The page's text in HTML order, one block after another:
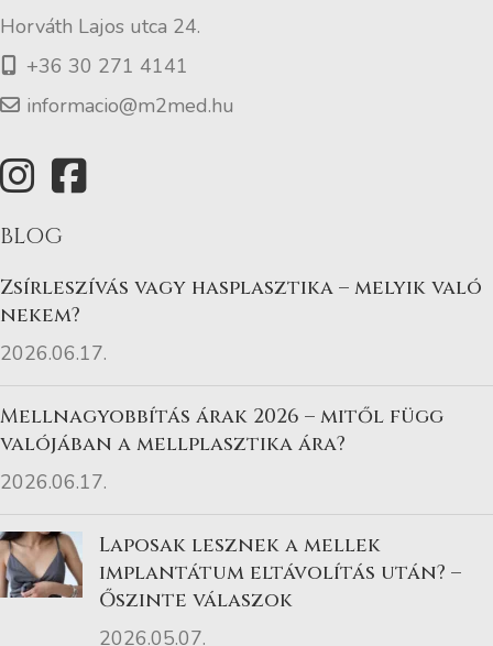
Horváth Lajos utca 24.
+36 30 271 4141
informacio@m2med.hu
BLOG
Zsírleszívás vagy hasplasztika – melyik való
nekem?
2026.06.17.
Mellnagyobbítás árak 2026 – mitől függ
valójában a mellplasztika ára?
2026.06.17.
Laposak lesznek a mellek
implantátum eltávolítás után? –
Őszinte válaszok
2026.05.07.